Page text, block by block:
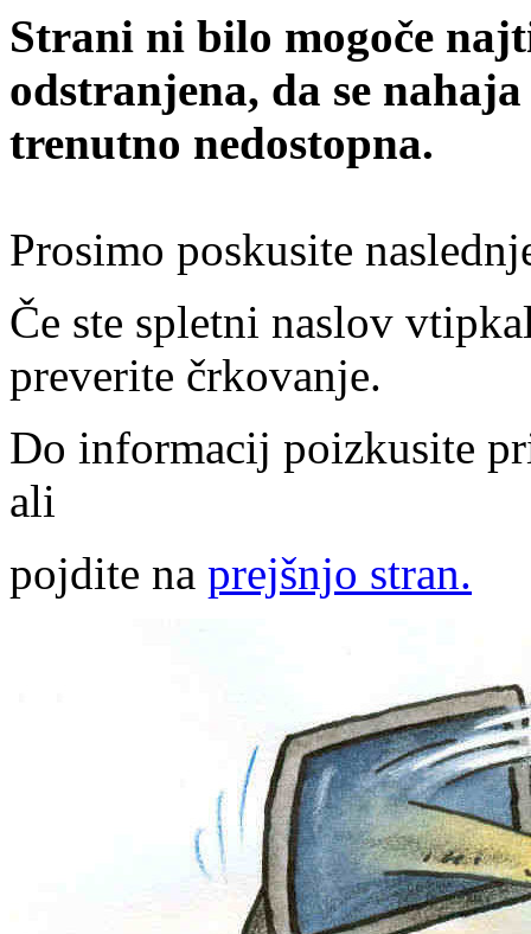
Strani ni bilo mogoče
odstranjena, da se
trenutno nedostopna.
Prosimo poskusite
Če ste spletni naslov
preverite črkovanje.
Do informacij poizkusite
ali
pojdite na prejšnjo stran.